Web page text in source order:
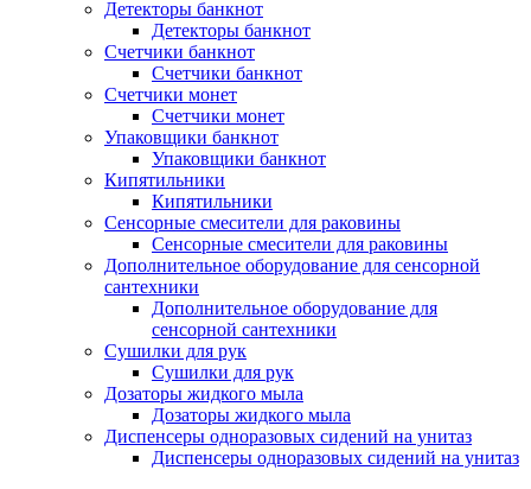
Детекторы банкнот
Детекторы банкнот
Счетчики банкнот
Счетчики банкнот
Счетчики монет
Счетчики монет
Упаковщики банкнот
Упаковщики банкнот
Кипятильники
Кипятильники
Сенсорные смесители для раковины
Сенсорные смесители для раковины
Дополнительное оборудование для сенсорной
сантехники
Дополнительное оборудование для
сенсорной сантехники
Сушилки для рук
Сушилки для рук
Дозаторы жидкого мыла
Дозаторы жидкого мыла
Диспенсеры одноразовых сидений на унитаз
Диспенсеры одноразовых сидений на унитаз